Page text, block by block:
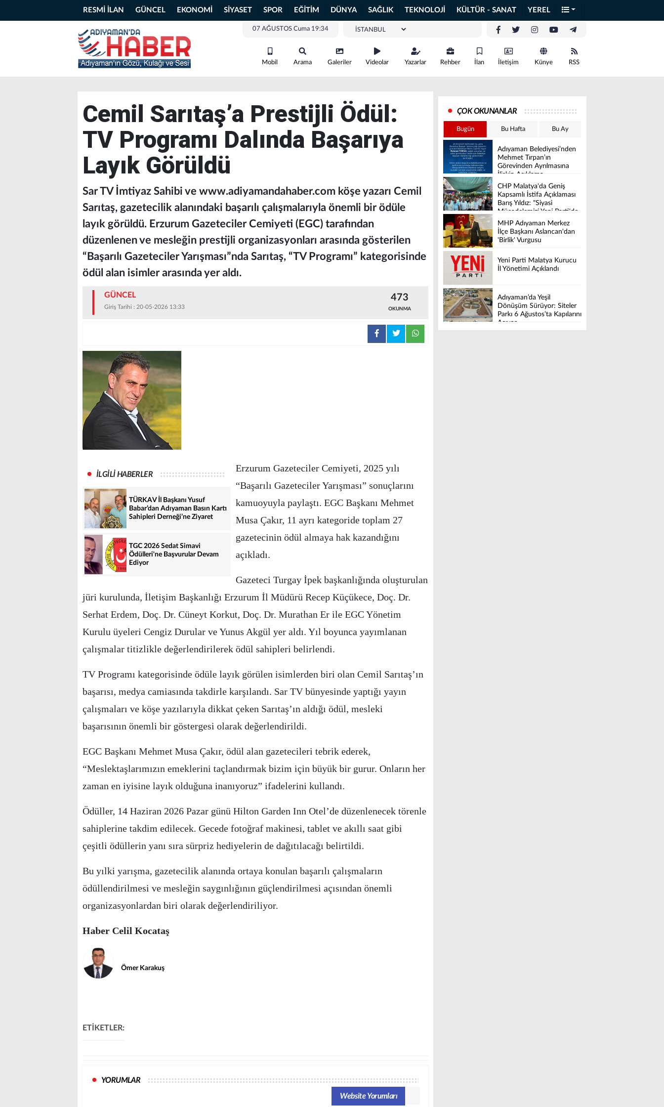
RESMİ İLAN GÜNCEL EKONOMİ SİYASET SPOR EĞİTİM DÜNYA SAĞLIK TEKNOLOJİ KÜLTÜR - SANAT YEREL
07 AĞUSTOS Cuma 19:34
Mobil Arama Galeriler Videolar Yazarlar Rehber İlan İletişim Künye RSS
Cemil Sarıtaş’a Prestijli Ödül:
TV Programı Dalında Başarıya
Layık Görüldü
Sar TV İmtiyaz Sahibi ve www.adiyamandahaber.com köşe yazarı Cemil
Sarıtaş, gazetecilik alanındaki başarılı çalışmalarıyla önemli bir ödüle
layık görüldü. Erzurum Gazeteciler Cemiyeti (EGC) tarafından
düzenlenen ve mesleğin prestijli organizasyonları arasında gösterilen
“Başarılı Gazeteciler Yarışması”nda Sarıtaş, “TV Programı” kategorisinde
ödül alan isimler arasında yer aldı.
GÜNCEL
Giriş Tarihi : 20-05-2026 13:33
473
OKUNMA
İLGİLİ HABERLER
TÜRKAV İl Başkanı Yusuf
Babar’dan Adıyaman Basın Kartı
Sahipleri Derneği’ne Ziyaret
TGC 2026 Sedat Simavi
Ödülleri'ne Başvurular Devam
Ediyor
Erzurum Gazeteciler Cemiyeti, 2025 yılı
“Başarılı Gazeteciler Yarışması” sonuçlarını
kamuoyuyla paylaştı. EGC Başkanı Mehmet
Musa Çakır, 11 ayrı kategoride toplam 27
gazetecinin ödül almaya hak kazandığını
açıkladı.
Gazeteci Turgay İpek başkanlığında oluşturulan
jüri kurulunda, İletişim Başkanlığı Erzurum İl Müdürü Recep Küçükece, Doç. Dr.
Serhat Erdem, Doç. Dr. Cüneyt Korkut, Doç. Dr. Murathan Er ile EGC Yönetim
Kurulu üyeleri Cengiz Durular ve Yunus Akgül yer aldı. Yıl boyunca yayımlanan
çalışmalar titizlikle değerlendirilerek ödül sahipleri belirlendi.
TV Programı kategorisinde ödüle layık görülen isimlerden biri olan Cemil Sarıtaş’ın
başarısı, medya camiasında takdirle karşılandı. Sar TV bünyesinde yaptığı yayın
çalışmaları ve köşe yazılarıyla dikkat çeken Sarıtaş’ın aldığı ödül, mesleki
başarısının önemli bir göstergesi olarak değerlendirildi.
EGC Başkanı Mehmet Musa Çakır, ödül alan gazetecileri tebrik ederek,
“Meslektaşlarımızın emeklerini taçlandırmak bizim için büyük bir gurur. Onların her
zaman en iyisine layık olduğuna inanıyoruz” ifadelerini kullandı.
Ödüller, 14 Haziran 2026 Pazar günü Hilton Garden Inn Otel’de düzenlenecek törenle
sahiplerine takdim edilecek. Gecede fotoğraf makinesi, tablet ve akıllı saat gibi
çeşitli ödüllerin yanı sıra sürpriz hediyelerin de dağıtılacağı belirtildi.
Bu yılki yarışma, gazetecilik alanında ortaya konulan başarılı çalışmaların
ödüllendirilmesi ve mesleğin saygınlığının güçlendirilmesi açısından önemli
organizasyonlardan biri olarak değerlendiriliyor.
Haber Celil Kocataş
Ömer Karakuş
ETİKETLER:
YORUMLAR
Website Yorumları
ÇOK OKUNANLAR
Bugün Bu Hafta Bu Ay
Adıyaman Belediyesi’nden
Mehmet Tırpan’ın
Görevinden Ayrılmasına
İlişkin Açıklama
CHP Malatya'da Geniş
Kapsamlı İstifa Açıklaması
Barış Yıldız: "Siyasi
Mücadelemizi Yeni Parti'de
Sürdüreceğiz"
MHP Adıyaman Merkez
İlçe Başkanı Aslancan'dan
'Birlik' Vurgusu
Yeni Parti Malatya Kurucu
İl Yönetimi Açıklandı
Adıyaman’da Yeşil
Dönüşüm Sürüyor: Siteler
Parkı 6 Ağustos’ta Kapılarını
Açıyor